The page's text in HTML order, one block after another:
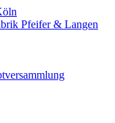
Pfeifer & Langen